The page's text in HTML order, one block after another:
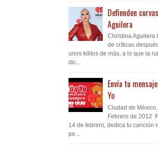
Defienden
Aguilera
Christina Aguilera
de críticas
unos kilitos de más, a lo que la
dic...
Envía tu
Yo
Ciudad de
Febrero de 2012
14 de febrero, dedica tu canción
pe...